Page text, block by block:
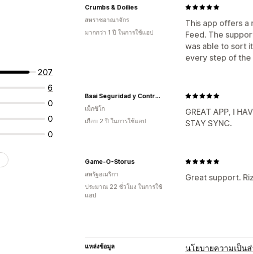
207
6
0
0
0
This app offers a
Feed. The
was able to sort
every step of the
Crumbs & Doilies
สหราชอาณาจักร
มากกว่า 1 ปี ในการใช้แอป
GREAT APP, I
STAY SYNC.
Bsai Seguridad y Controles
เม็กซิโก
เกือบ 2 ปี ในการใช้แอป
Great support.
Game-O-Storus
สหรัฐอเมริกา
ประมาณ 22 ชั่วโมง ในการใช้
แอป
แหล่งข้อมูล
นโยบายความเป็น